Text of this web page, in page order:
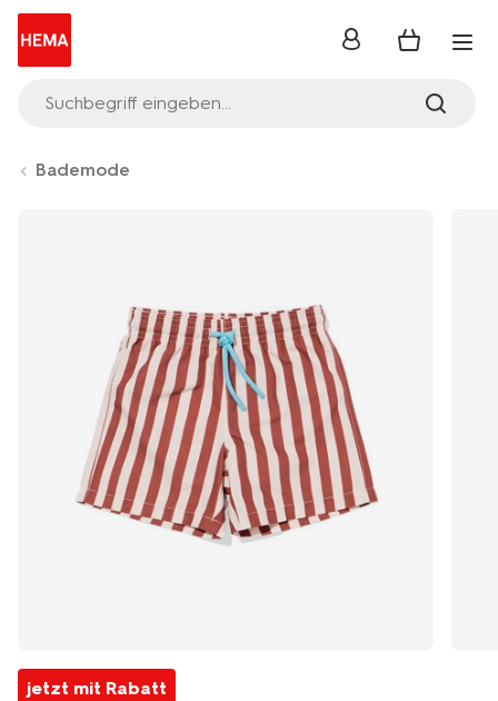
Suchbegriff eingeben...
Anmelden
Bademode
jetzt mit Rabatt